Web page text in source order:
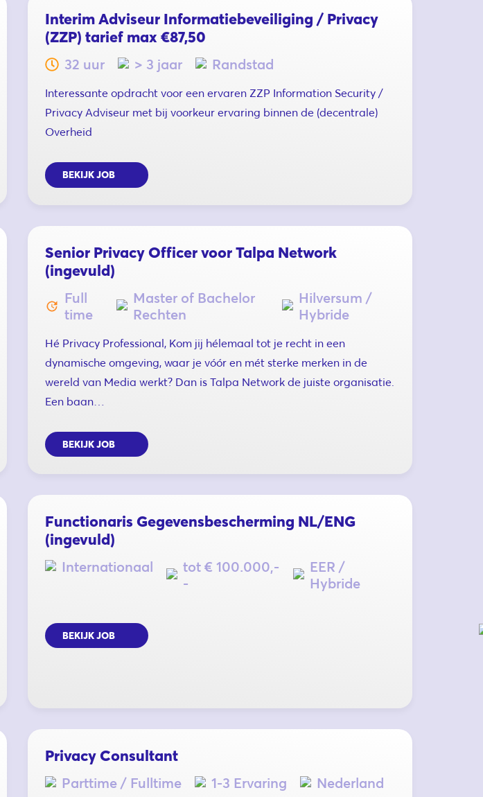
Interim Adviseur Informatiebeveiliging / Privacy
(ZZP) tarief max €87,50
32 uur > 3 jaar Randstad
Interessante opdracht voor een ervaren ZZP Information Security /
Privacy Adviseur met bij voorkeur ervaring binnen de (decentrale)
Overheid
BEKIJK JOB
Senior Privacy Officer voor Talpa Network
(ingevuld)
Full
time
Master of Bachelor
Rechten
Hilversum /
Hybride
Hé Privacy Professional, Kom jij hélemaal tot je recht in een
dynamische omgeving, waar je vóór en mét sterke merken in de
wereld van Media werkt? Dan is Talpa Network de juiste organisatie.
Een baan…
BEKIJK JOB
Functionaris Gegevensbescherming NL/ENG
(ingevuld)
Internationaal
tot € 100.000,-
-
EER /
Hybride
BEKIJK JOB
Privacy Consultant
Parttime / Fulltime 1-3 Ervaring Nederland